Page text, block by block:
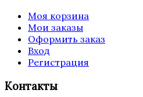
Моя корзина
Мои заказы
Оформить заказ
Вход
Регистрация
Контакты